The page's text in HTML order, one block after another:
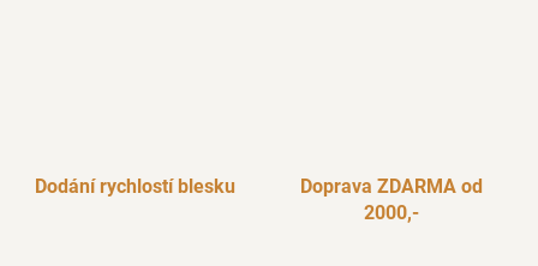
Dodání rychlostí blesku
Doprava ZDARMA od
2000,-